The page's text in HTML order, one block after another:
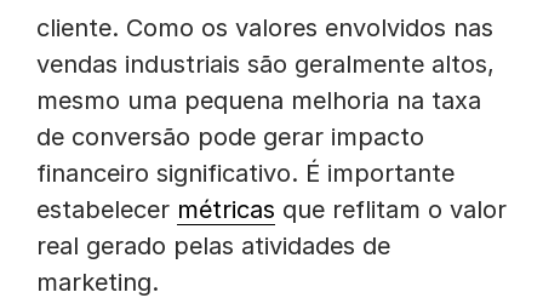
cliente. Como os valores envolvidos nas
vendas industriais são geralmente altos,
mesmo uma pequena melhoria na taxa
de conversão pode gerar impacto
financeiro significativo. É importante
estabelecer métricas que reflitam o valor
real gerado pelas atividades de
marketing.